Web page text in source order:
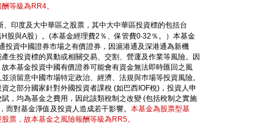
等級為RR4。
印度及大中華區之股票，其中大中華區投資標的包括台
股與A股）。(本基金經理費2％、保管費0‧32％。）本基金
投資中國證券市場之有價證券，因滬港通及深港通為新機
生投資標的異動或相關交易、交割、營運及作業等風險。因
本基金投資中國有價證券可能會有資金無法即時匯回之風
須留意中國巿場特定政治、經濟、法規與巿場等投資風險。
之部分國家針對外國投資者課稅 (如巴西IOF稅)，投資人申
，均為基金之費用，因此該類稅制之改變 (包括稅制之實施
對基金淨值及投資人造成若干影響。 本基金為股票型基
票，故本基金之風險報酬等級為RR5。